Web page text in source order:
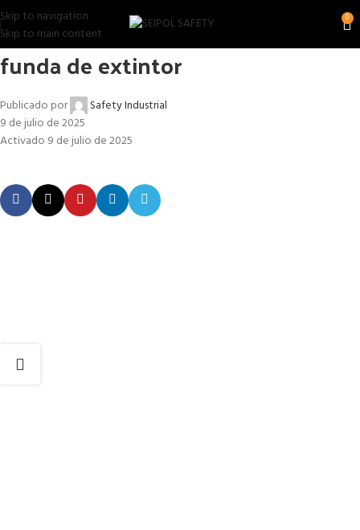
Skip to navigation
Skip to main content
0
funda de extintor
Publicado por
Safety Industrial
9 de julio de 2025
Activado 9 de julio de 2025